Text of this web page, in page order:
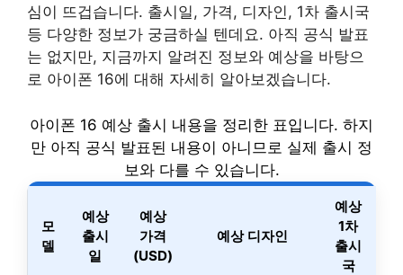
심이 뜨겁습니다. 출시일, 가격, 디자인, 1차 출시국
등 다양한 정보가 궁금하실 텐데요. 아직 공식 발표
는 없지만, 지금까지 알려진 정보와 예상을 바탕으
로 아이폰 16에 대해 자세히 알아보겠습니다.
아이폰 16 예상 출시 내용을 정리한 표입니다. 하지
만 아직 공식 발표된 내용이 아니므로 실제 출시 정
보와 다를 수 있습니다.
모
델
예상
출시
일
예상
가격
(USD)
예상 디자인
예상
1차
출시
국